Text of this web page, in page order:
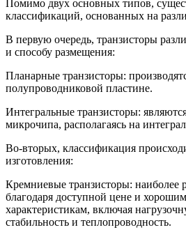
Помимо двух основных типов,
классификаций, основанных на
В первую очередь, транзисторы
и способу размещения:
Планарные транзисторы:
полупроводниковой пластине.
Интегральные транзисторы:
микрочипа, располагаясь на
Во-вторых, классификация
изготовления:
Кремниевые транзисторы: наиболее
благодаря доступной цене и
характеристикам, включая
стабильность и теплопроводность.